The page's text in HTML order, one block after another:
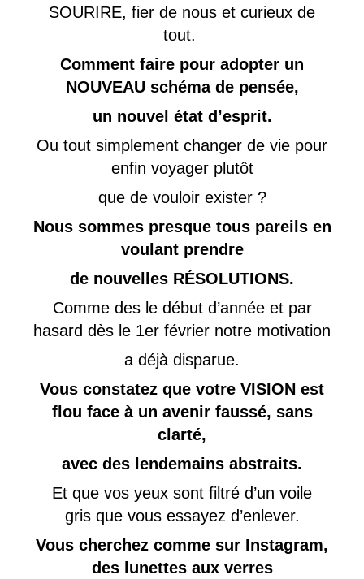
SOURIRE, fier de nous et curieux de
tout.
Comment faire pour adopter un
NOUVEAU schéma de pensée,
un nouvel état d’esprit.
Ou tout simplement changer de vie pour
enfin voyager plutôt
que de vouloir exister ?
Nous sommes presque tous pareils en
voulant prendre
de nouvelles RÉSOLUTIONS.
Comme des le début d’année et par
hasard dès le 1er février notre motivation
a déjà disparue.
Vous constatez que votre VISION est
flou face à un avenir faussé, sans
clarté,
avec des lendemains abstraits.
Et que vos yeux sont filtré d’un voile
gris que vous essayez d’enlever.
Vous cherchez comme sur Instagram,
des lunettes aux verres